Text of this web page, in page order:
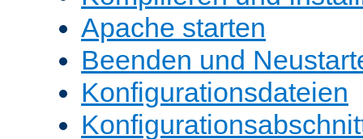
Apache starten
Beenden und
Konfigurationsdateien